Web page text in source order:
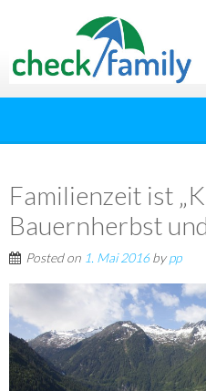
Familienzeit ist
Bauernherbst
Posted on 1. Mai 2016bypp